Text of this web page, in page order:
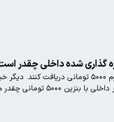
هزینه خواهد داشت؟